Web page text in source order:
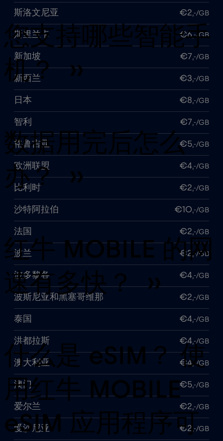
斯洛文尼亚 €2,-/GB
斯里兰卡 €6,-/GB
新加坡 €7,-/GB
新西兰 €3,-/GB
日本 €8,-/GB
智利 €7,-/GB
格鲁吉亚 €5,-/GB
欧洲联盟 €4,-/GB
比利时 €2,-/GB
沙特阿拉伯 €10,-/GB
法国 €2,-/GB
波兰 €2 ,-/GB
波多黎各 €4,-/GB
波斯尼亚和黑塞哥维那 €2,-/GB
泰国 €4,-/GB
洪都拉斯 €4,-/GB
澳大利亚 €4,-/GB
澳门 €5,-/GB
爱尔兰 €2,-/GB
爱沙尼亚 €2 ,-/GB
您支持哪些智能手
机？ ››
数据用完后怎么
办？ ››
红牛 MOBILE 的网
速有多快？ ››
什么是 eSIM？ 使
用红牛 MOBILE
eSIM 应用程序可